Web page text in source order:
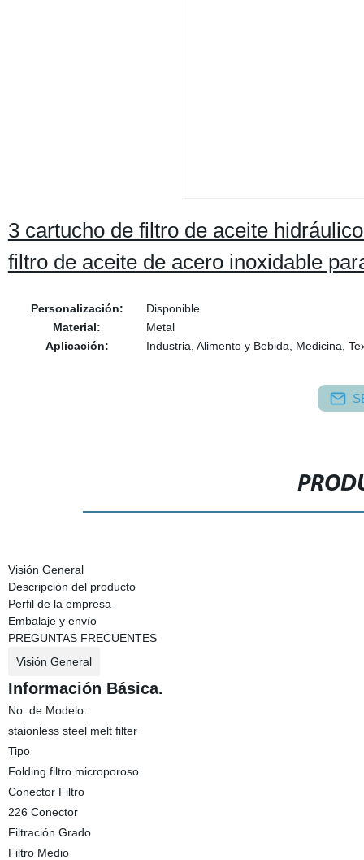
3 cartucho de filtro de aceite
filtro de aceite de acero inoxidable
Personalización:
Disponible
Material:
Metal
Aplicación:
Industria, Alimento y Bebida, Medicina,
Visión General
Descripción del producto
Perfil de la empresa
Embalaje y envío
PREGUNTAS FRECUENTES
Visión General
Información Básica.
No. de Modelo.
staionless steel melt filter
Tipo
Folding filtro microporoso
Conector Filtro
226 Conector
Filtración Grado
Filtro Medio